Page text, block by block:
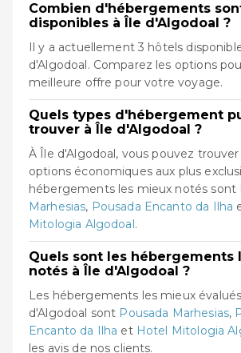
Combien d'hébergements
disponibles à Île d'Algodoal ?
Il y a actuellement 3 hôtels
d'Algodoal. Comparez les options
meilleure offre pour votre voyage.
Quels types d'hébergement
trouver à Île d'Algodoal ?
À Île d'Algodoal, vous pouvez
options économiques aux plus
hébergements les mieux notés sont
Marhesias, Pousada Encanto da Ilha
Mitologia Algodoal.
Quels sont les hébergements
notés à Île d'Algodoal ?
Les hébergements les mieux
d'Algodoal sont Pousada Marhesias,
Encanto da Ilha et Hotel Mitologia
les avis de nos clients.